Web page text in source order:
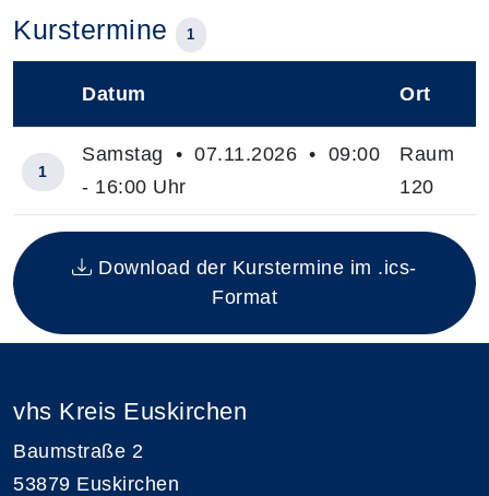
Kurstermine 1
Insgesamt gibt es 1 Termine zum diesen Kurs
Datum Ort
1
Samstag • 07.11.2026 • 09:00
- 16:00 Uhr
Raum
120
Download der Kurstermine im .ics-
Format
vhs Kreis Euskirchen
Baumstraße 2
53879 Euskirchen